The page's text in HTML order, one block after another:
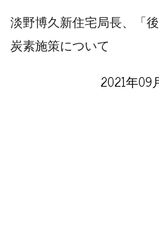
淡野博久新住宅局長、「
炭素施策について
2021年09